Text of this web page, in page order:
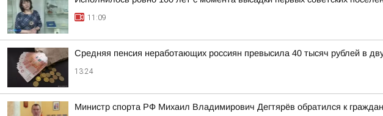
11:09
Средняя пенсия неработающих россиян превысила 40 тысяч рублей в
13:24
Министр спорта РФ Михаил Владимирович Дегтярёв обратился к